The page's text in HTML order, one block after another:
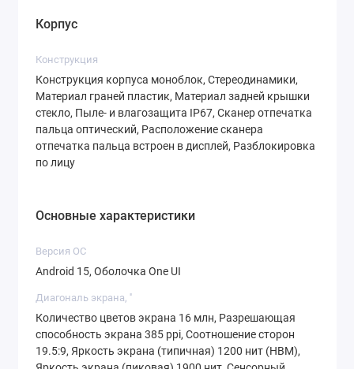
съемки. Вы сможете делать
профессиональные снимки даже в условиях
слабого освещения.
Аккумулятор: Емкость батареи 5000 мАч
обеспечивает длительное время работы без
подзарядки. Смартфон поддерживает
быструю зарядку, что позволяет быстро
Защита: Влагозащита по стандарту IP67
воде. Это особенно важно для тех, кто
Две SIM-карты: Поддержка nano-SIM и
eSIM позволяет использовать два номера
одновременно, что удобно для разделения
Корпус
Конструкция
Конструкция корпуса моноблок, Стереодинамики,
Материал граней пластик, Материал задней крышки
стекло, Пыле- и влагозащита IP67, Сканер отпечатка
пальца оптический, Расположение сканера
отпечатка пальца встроен в дисплей, Разблокировка
по лицу
Основные характеристики
Версия ОС
Android 15, Оболочка One UI
Диагональ экрана, ''
Количество цветов экрана 16 млн, Разрешающая
способность экрана 385 ppi, Соотношение сторон
19.5:9, Яркость экрана (типичная) 1200 нит (HBM),